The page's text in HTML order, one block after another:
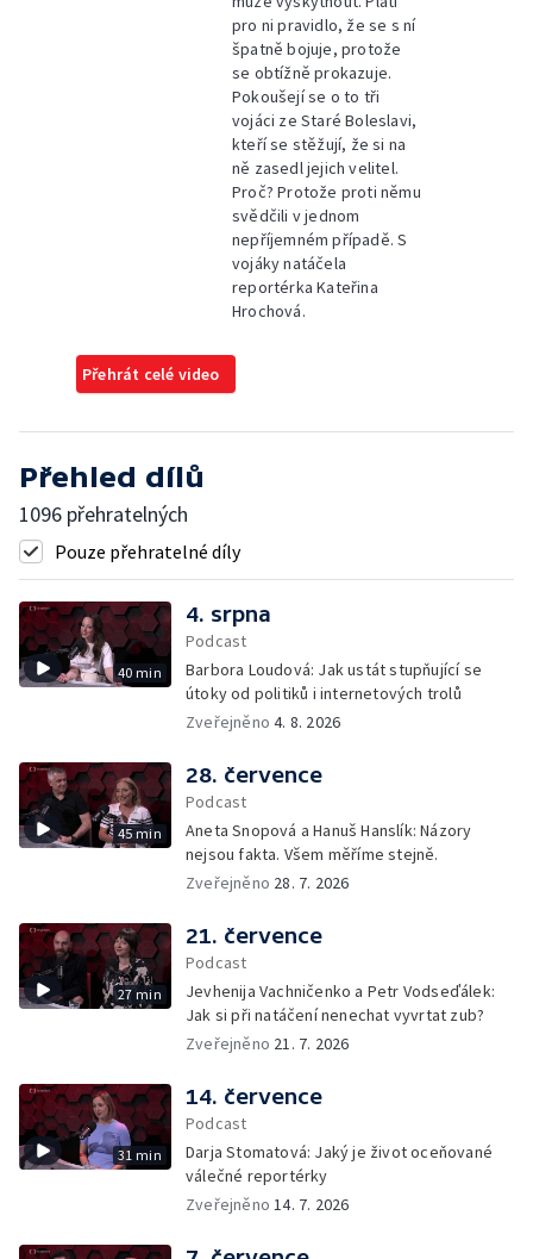
pro ni pravidlo, že se s ní
špatně bojuje, protože
se obtížně prokazuje.
Pokoušejí se o to tři
vojáci ze Staré Boleslavi,
kteří se stěžují, že si na
ně zasedl jejich velitel.
Proč? Protože proti němu
svědčili v jednom
nepříjemném případě. S
vojáky natáčela
reportérka Kateřina
Hrochová.
Přehrát celé video
Přehled dílů
1096 přehratelných
Pouze přehratelné díly
40 min
4. srpna
Podcast
Barbora Loudová: Jak ustát stupňující se
útoky od politiků i internetových trolů
Zveřejněno4. 8. 2026
45 min
28. července
Podcast
Aneta Snopová a Hanuš Hanslík: Názory
nejsou fakta. Všem měříme stejně.
Zveřejněno 28. 7. 2026
27 min
21. července
Podcast
Jevhenija Vachničenko a Petr Vodseďálek:
Jak si při natáčení nenechat vyvrtat zub?
Zveřejněno 21. 7. 2026
31 min
14. července
Podcast
Darja Stomatová: Jaký je život oceňované
válečné reportérky
Zveřejněno14. 7. 2026